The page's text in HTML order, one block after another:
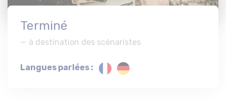
Terminé
à destination des scénaristes
Langues parlées :